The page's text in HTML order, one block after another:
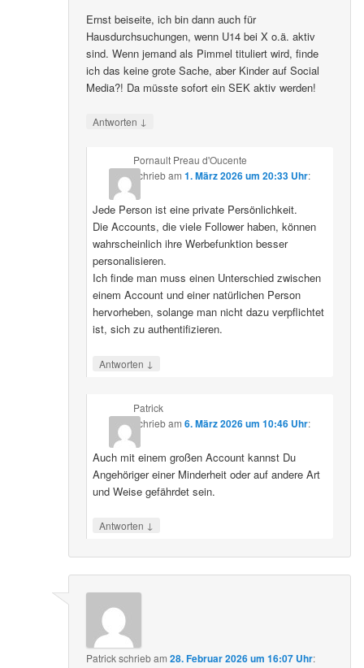
Ernst beiseite, ich bin dann auch für
Hausdurchsuchungen, wenn U14 bei X o.ä. aktiv
sind. Wenn jemand als Pimmel tituliert wird, finde
ich das keine grote Sache, aber Kinder auf Social
Media?! Da müsste sofort ein SEK aktiv werden!
Antworten ↓
Pornault Preau d'Oucente
schriebam 1. März 2026 um 20:33 Uhr:
Jede Person ist eine private Persönlichkeit.
Die Accounts, die viele Follower haben, können
wahrscheinlich ihre Werbefunktion besser
personalisieren.
Ich finde man muss einen Unterschied zwischen
einem Account und einer natürlichen Person
hervorheben, solange man nicht dazu verpflichtet
ist, sich zu authentifizieren.
Antworten ↓
Patrick
schriebam 6. März 2026 um 10:46 Uhr:
Auch mit einem großen Account kannst Du
Angehöriger einer Minderheit oder auf andere Art
und Weise gefährdet sein.
Antworten ↓
Patrickschriebam28. Februar 2026 um 16:07 Uhr: